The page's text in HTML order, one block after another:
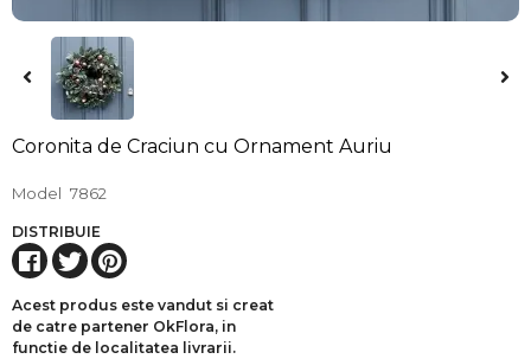
Coronita de Craciun cu Ornament Auriu
Model 7862
DISTRIBUIE
Acest produs este vandut si creat
de catre partener OkFlora, in
functie de localitatea livrarii.